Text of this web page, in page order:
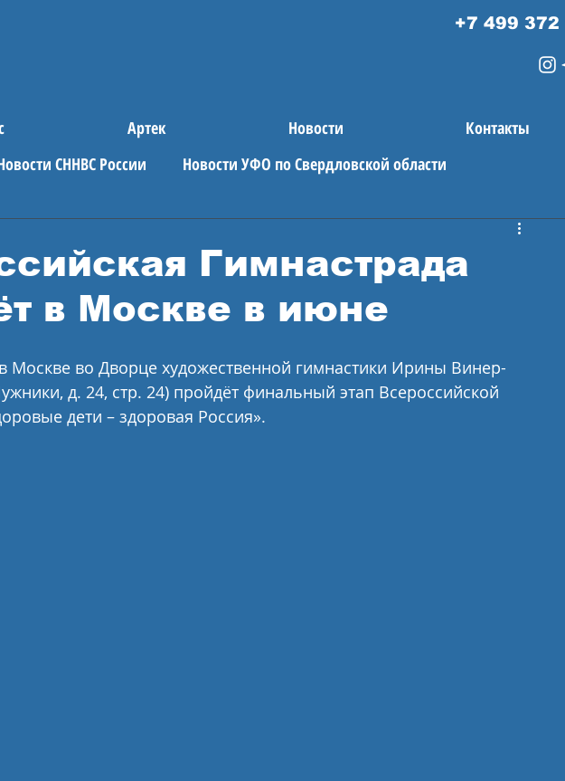
+7 499 372
Артек Новости
Контакты
СННВС России Новости УФО по Свердловской области
новости
Гимнастрада
в Москве в июне
Москве во Дворце художественной гимнастики Ирины Винер-
д. 24, стр. 24) пройдёт финальный этап Всероссийской
дети – здоровая Россия».